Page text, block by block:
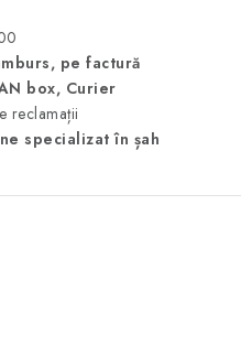
pe factură
box, Curier
reclamații
specializat în șah